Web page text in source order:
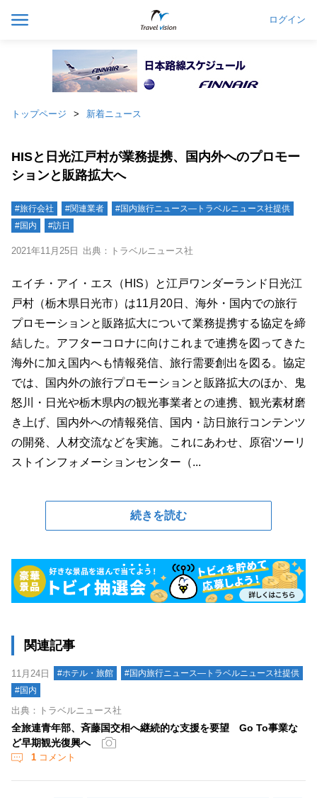
ログイン
トップページ 新着ニュース
HISと日光江戸村が業務提携、国内外へのプロモー
ションと販路拡大へ
#旅行会社 #関連業者
#国内旅行ニュース―トラベルニュース社提供
#国内
#訪日
2021年11月25日 出典：トラベルニュース社
エイチ・アイ・エス（HIS）と江戸ワンダーランド日光江
戸村（栃木県日光市）は11月20日、海外・国内での旅行
プロモーションと販路拡大について業務提携する協定を締
結した。アフターコロナに向けこれまで連携を図ってきた
海外に加え国内へも情報発信、旅行需要創出を図る。協定
では、国内外の旅行プロモーションと販路拡大のほか、鬼
怒川・日光や栃木県内の観光事業者との連携、観光素材磨
き上げ、国内外への情報発信、国内・訪日旅行コンテンツ
の開発、人材交流などを実施。これにあわせ、原宿ツーリ
ストインフォメーションセンター（...
続きを読む
関連記事
11月24日 #ホテル・旅館
#国内旅行ニュース―トラベルニュース社提供
#国内
出典：トラベルニュース社
全旅連青年部、斉藤国交相へ継続的な支援を要望 Go To事業な
ど早期観光復興へ
1 コメント